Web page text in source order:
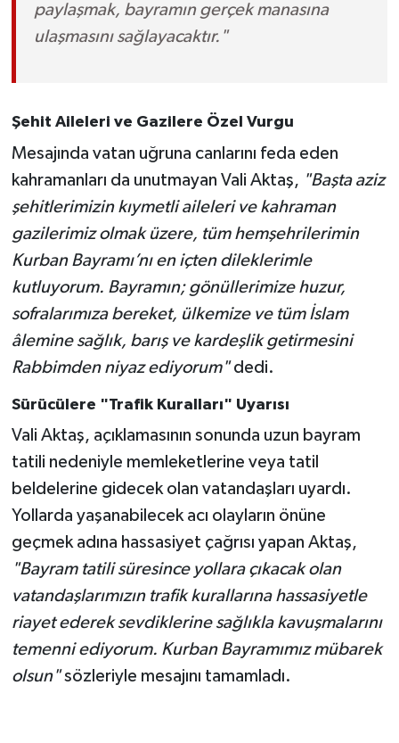
paylaşmak, bayramın gerçek manasına
ulaşmasını sağlayacaktır."
Şehit Aileleri ve Gazilere Özel Vurgu
Mesajında vatan uğruna canlarını feda eden
kahramanları da unutmayan Vali Aktaş, "Başta aziz
şehitlerimizin kıymetli aileleri ve kahraman
gazilerimiz olmak üzere, tüm hemşehrilerimin
Kurban Bayramı’nı en içten dileklerimle
kutluyorum. Bayramın; gönüllerimize huzur,
sofralarımıza bereket, ülkemize ve tüm İslam
âlemine sağlık, barış ve kardeşlik getirmesini
Rabbimden niyaz ediyorum"dedi.
Sürücülere "Trafik Kuralları" Uyarısı
Vali Aktaş, açıklamasının sonunda uzun bayram
tatili nedeniyle memleketlerine veya tatil
beldelerine gidecek olan vatandaşları uyardı.
Yollarda yaşanabilecek acı olayların önüne
geçmek adına hassasiyet çağrısı yapan Aktaş,
"Bayram tatili süresince yollara çıkacak olan
vatandaşlarımızın trafik kurallarına hassasiyetle
riayet ederek sevdiklerine sağlıkla kavuşmalarını
temenni ediyorum. Kurban Bayramımız mübarek
olsun"sözleriyle mesajını tamamladı.